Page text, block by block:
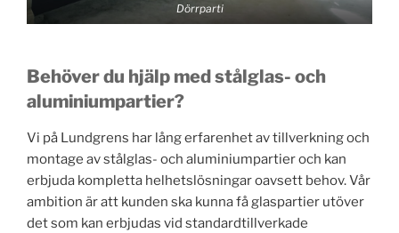
Dörrparti
Behöver du hjälp med stålglas- och
aluminiumpartier?
Vi på Lundgrens har lång erfarenhet av tillverkning och
montage av stålglas- och aluminiumpartier och kan
erbjuda kompletta helhetslösningar oavsett behov. Vår
ambition är att kunden ska kunna få glaspartier utöver
det som kan erbjudas vid standardtillverkade